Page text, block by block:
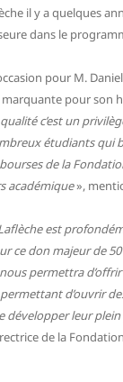
il y a quelques
dans le
pour M.
pour son
c’est un
étudiants qui
de la
académique»,
est
ce don majeur de 50
permettra
d’ouvrir
développer leur
de la